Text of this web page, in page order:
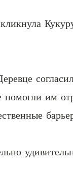
помогли им